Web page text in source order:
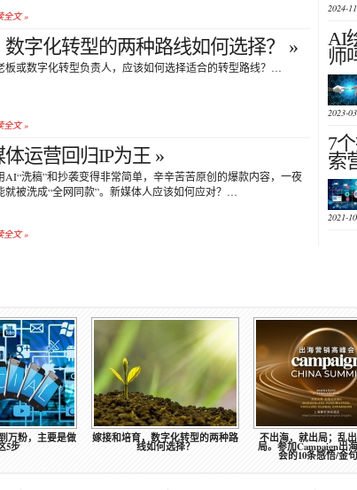
全文 »
字化转型的两种路线如何选择？ »
板或数字化转型负责人，应该如何选择适合的转型路线？…
全文 »
运营回归IP为王 »
AI“洗稿”和抄袭变得非常简单，辛辛苦苦原创的爆款内容，一夜
就被洗成“全网同款”。新媒体人应该如何应对？…
全文 »
2024-
AI
师
2023-
7
索
2021-
路 不出海，就出局；乱出海，必出
局。参加Campaign出海营销高峰
会的10条感悟/金句摘录
AI时代，新媒体运营回归IP为王